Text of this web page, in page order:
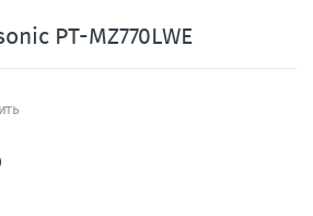
PT-MZ770LWE